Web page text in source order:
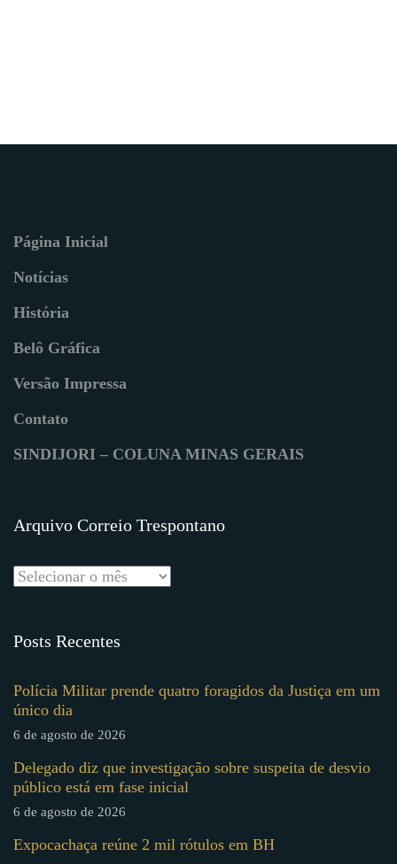
Página Inicial
Notícias
História
Belô Gráfica
Versão Impressa
Contato
SINDIJORI – COLUNA MINAS GERAIS
Arquivo Correio Trespontano
Posts Recentes
Polícia Militar prende quatro foragidos da Justiça em um
único dia
6 de agosto de 2026
Delegado diz que investigação sobre suspeita de desvio
público está em fase inicial
6 de agosto de 2026
Expocachaça reúne 2 mil rótulos em BH